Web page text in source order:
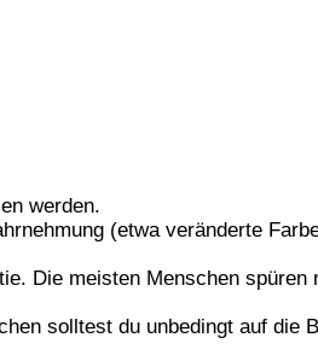
werden.
(etwa veränderte
Die meisten Menschen spüren
solltest du unbedingt auf die